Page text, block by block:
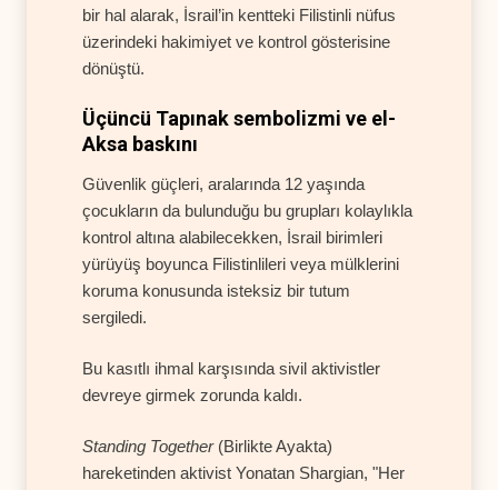
bir hal alarak, İsrail’in kentteki Filistinli nüfus
üzerindeki hakimiyet ve kontrol gösterisine
dönüştü.
Üçüncü Tapınak sembolizmi ve el-
Aksa baskını
Güvenlik güçleri, aralarında 12 yaşında
çocukların da bulunduğu bu grupları kolaylıkla
kontrol altına alabilecekken, İsrail birimleri
yürüyüş boyunca Filistinlileri veya mülklerini
koruma konusunda isteksiz bir tutum
sergiledi.
Bu kasıtlı ihmal karşısında sivil aktivistler
devreye girmek zorunda kaldı.
Standing Together(Birlikte Ayakta)
hareketinden aktivist Yonatan Shargian, "Her